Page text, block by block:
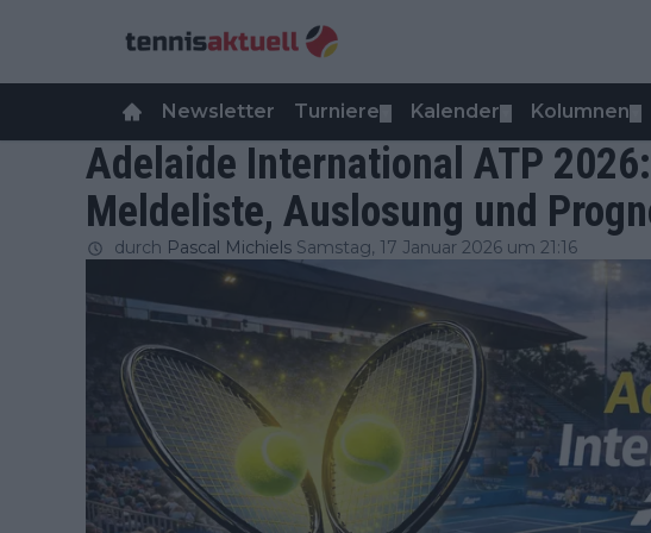
Newsletter Turniere Kalender Kolumnen
Adelaide International ATP
Meldeliste, Auslosung und
durch Pascal Michiels Samstag, 17 Januar 2026 um 21:16